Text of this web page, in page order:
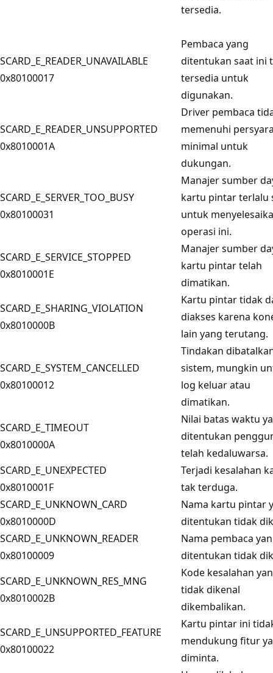
tersedia.
SCARD_E_READER_UNAVAILABLE
0x80100017
Pembaca yang
ditentukan saat ini
tersedia untuk
digunakan.
SCARD_E_READER_UNSUPPORTED
0x8010001A
Driver pembaca
memenuhi
minimal untuk
dukungan.
SCARD_E_SERVER_TOO_BUSY
0x80100031
Manajer sumber
kartu pintar terlalu
untuk
operasi ini.
SCARD_E_SERVICE_STOPPED
0x8010001E
Manajer sumber
kartu pintar telah
dimatikan.
SCARD_E_SHARING_VIOLATION
0x8010000B
Kartu pintar tidak
diakses karena
lain yang terutang.
SCARD_E_SYSTEM_CANCELLED
0x80100012
Tindakan
sistem, mungkin
log keluar atau
dimatikan.
SCARD_E_TIMEOUT
0x8010000A
Nilai batas waktu
ditentukan
telah kedaluwarsa.
SCARD_E_UNEXPECTED
0x8010001F
Terjadi kesalahan
tak terduga.
SCARD_E_UNKNOWN_CARD
0x8010000D
Nama kartu pintar
ditentukan tidak
SCARD_E_UNKNOWN_READER
0x80100009
Nama pembaca
ditentukan tidak
SCARD_E_UNKNOWN_RES_MNG
0x8010002B
Kode kesalahan
tidak dikenal
dikembalikan.
SCARD_E_UNSUPPORTED_FEATURE
0x80100022
Kartu pintar ini
mendukung fitur
diminta.